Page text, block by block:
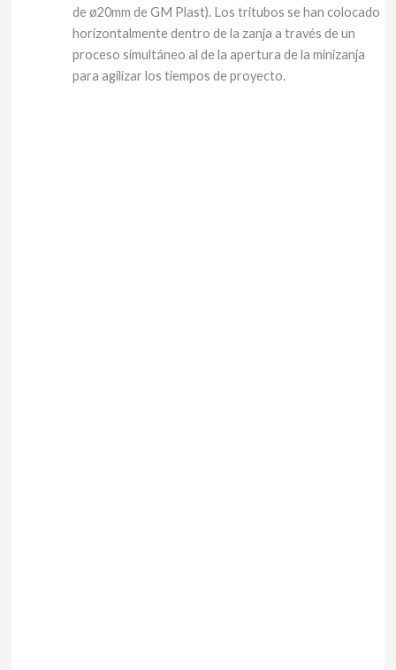
de ø20mm de GM Plast). Los tritubos se han colocado
horizontalmente dentro de la zanja a través de un
proceso simultáneo al de la apertura de la minizanja
para agilizar los tiempos de proyecto.